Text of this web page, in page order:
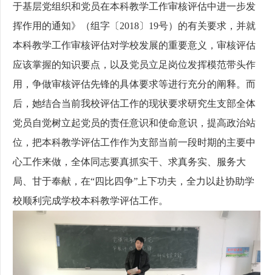
于基层党组织和党员在本科教学工作审核评估中进一步发
挥作用的通知》（组字〔 2018〕 19号）的有关要求，并就
本科教学工作审核评估对学校发展的重要意义，审核评估
应该掌握的知识要点，以及党员立足岗位发挥模范带头作
用，争做审核评估先锋的具体要求等进行充分的阐释。而
后，她结合当前我校评估工作的现状要求研究生支部全体
党员自觉树立起党员的责任意识和使命意识，提高政治站
位，把本科教学评估工作作为支部当前一段时期的主要中
心工作来做，全体同志要真抓实干、求真务实、服务大
局、甘于奉献，在“四比四争”上下功夫，全力以赴协助学
校顺利完成学校本科教学评估工作。